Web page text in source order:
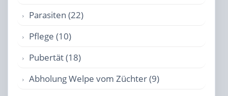
Parasiten (22)
Pflege (10)
Pubertät (18)
Abholung Welpe vom Züchter (9)